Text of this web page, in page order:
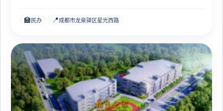
🏫 民办 📍成都市龙泉驿区星光西路